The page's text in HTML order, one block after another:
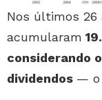
Nos últimos 26
acumularam
considerando
dividendos — o